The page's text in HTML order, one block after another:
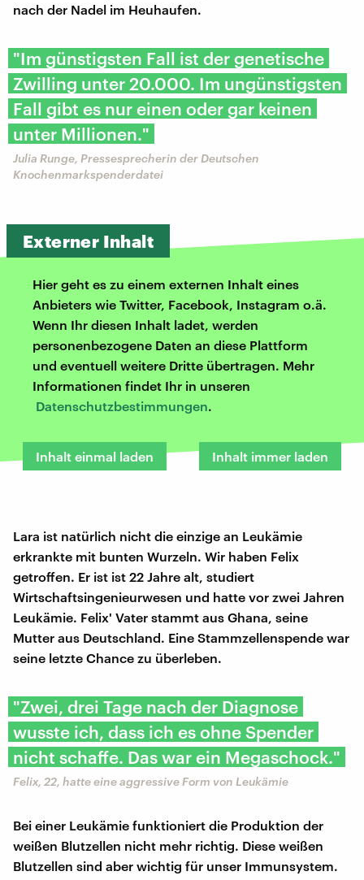
nach der Nadel im Heuhaufen.
"Im günstigsten Fall ist der genetische
Zwilling unter 20.000. Im ungünstigsten
Fall gibt es nur einen oder gar keinen
unter Millionen."
Julia Runge, Pressesprecherin der Deutschen
Knochenmarkspenderdatei
Externer Inhalt
Hier geht es zu einem externen Inhalt eines
Anbieters wie Twitter, Facebook, Instagram o.ä.
Wenn Ihr diesen Inhalt ladet, werden
personenbezogene Daten an diese Plattform
und eventuell weitere Dritte übertragen. Mehr
Informationen findet Ihr in unseren
Datenschutzbestimmungen.
Inhalt einmal laden Inhalt immer laden
Lara ist natürlich nicht die einzige an Leukämie
erkrankte mit bunten Wurzeln. Wir haben Felix
getroffen. Er ist ist 22 Jahre alt, studiert
Wirtschaftsingenieurwesen und hatte vor zwei Jahren
Leukämie. Felix' Vater stammt aus Ghana, seine
Mutter aus Deutschland. Eine Stammzellenspende war
seine letzte Chance zu überleben.
"Zwei, drei Tage nach der Diagnose
wusste ich, dass ich es ohne Spender
nicht schaffe. Das war ein Megaschock."
Felix, 22, hatte eine aggressive Form von Leukämie
Bei einer Leukämie funktioniert die Produktion der
weißen Blutzellen nicht mehr richtig. Diese weißen
Blutzellen sind aber wichtig für unser Immunsystem.